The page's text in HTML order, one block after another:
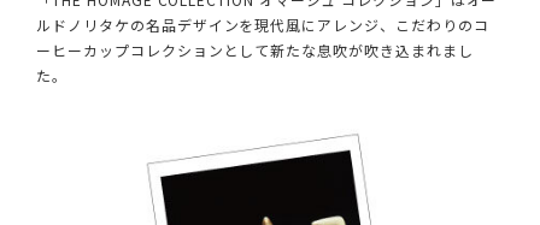
ルドノリタケの名品デザインを現代風にアレンジ、こだわりのコ
ーヒーカップコレクションとして新たな息吹が吹き込まれまし
た。